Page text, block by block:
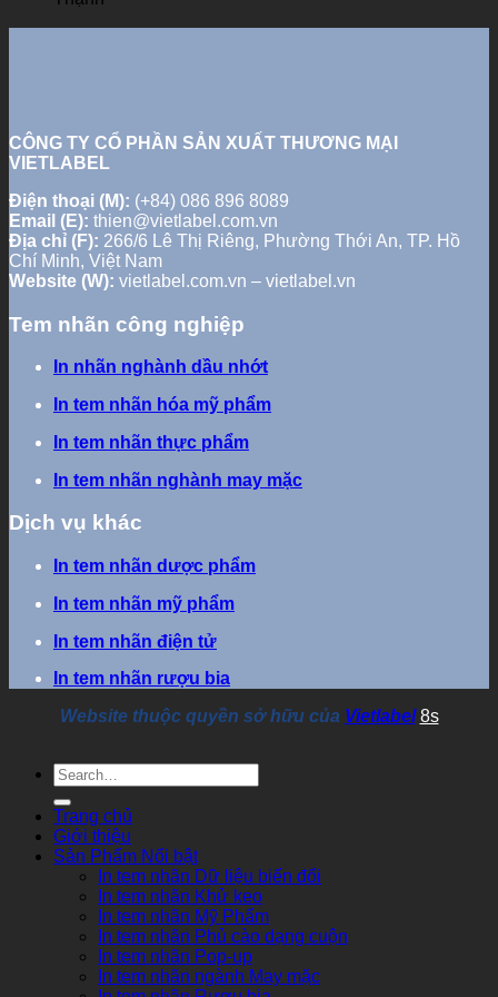
CÔNG TY CỔ PHẦN SẢN XUẤT THƯƠNG MẠI
VIETLABEL
Điện thoại (M): (+84) 086 896 8089
Email (E): thien@vietlabel.com.vn
Địa chỉ (F): 266/6 Lê Thị Riêng, Phường Thới An, TP. Hồ
Chí Minh, Việt Nam
Website (W): vietlabel.com.vn – vietlabel.vn
Tem nhãn công nghiệp
In nhãn nghành dầu nhớt
In tem nhãn hóa mỹ phẩm
In tem nhãn thực phẩm
In tem nhãn nghành may mặc
Dịch vụ khác
In tem nhãn dược phẩm
In tem nhãn mỹ phẩm
In tem nhãn điện tử
In tem nhãn rượu bia
Website thuộc quyền sở hữu của Vietlabel 8s
Trang chủ
Giới thiệu
Sản Phẩm Nổi bật
In tem nhãn Dữ liệu biến đổi
In tem nhãn Khử keo
In tem nhãn Mỹ Phẩm
In tem nhãn Phủ cào dạng cuộn
In tem nhãn Pop-up
In tem nhãn ngành May mặc